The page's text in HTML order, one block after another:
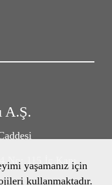
A.Ş.
No: 115 İç Kapı
yaşamanız için
kullanmaktadır.